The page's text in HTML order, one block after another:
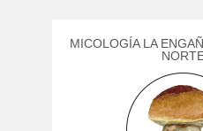
MICOLOGÍA LA